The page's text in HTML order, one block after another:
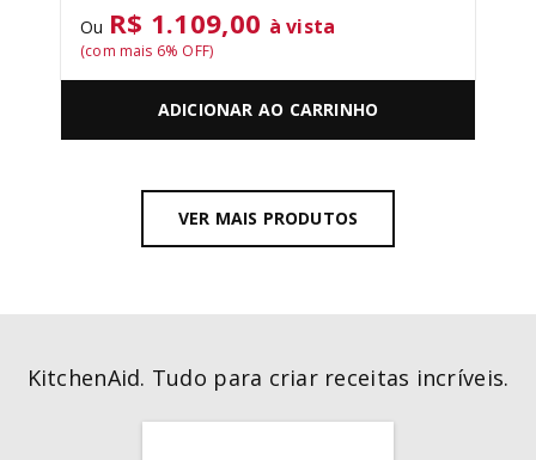
Ou R$ 1.109,00 à vista
(com mais 6% OFF)
ADICIONAR AO CARRINHO
VER MAIS PRODUTOS
KitchenAid. Tudo para criar receitas incríveis.